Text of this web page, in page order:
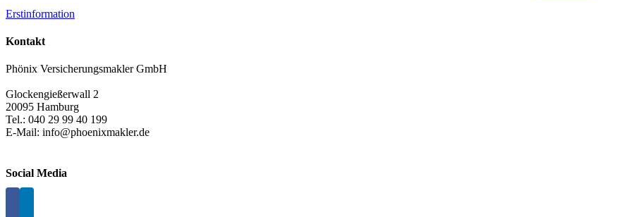
Erstinformation
Kontakt
Phönix Versicherungsmakler GmbH
Glockengießerwall 2
20095 Hamburg
Tel.: 040 29 99 40 199
E-Mail: info@phoenixmakler.de
Social Media